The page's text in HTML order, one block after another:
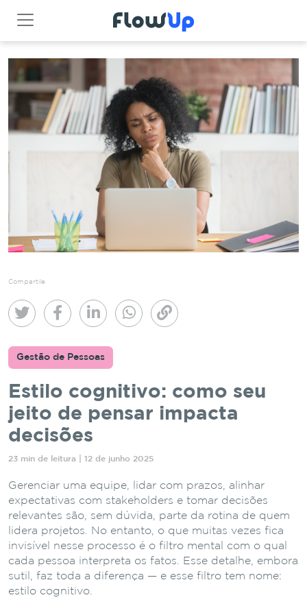
Compartile
Gestão de Pessoas
Estilo cognitivo: como seu
jeito de pensar impacta
decisões
23 min de leitura | 12 de junho 2025
Gerenciar uma equipe, lidar com prazos, alinhar
expectativas com stakeholders e tomar decisões
relevantes são, sem dúvida, parte da rotina de quem
lidera projetos. No entanto, o que muitas vezes fica
invisível nesse processo é o filtro mental com o qual
cada pessoa interpreta os fatos. Esse detalhe, embora
sutil, faz toda a diferença — e esse filtro tem nome:
estilo cognitivo.